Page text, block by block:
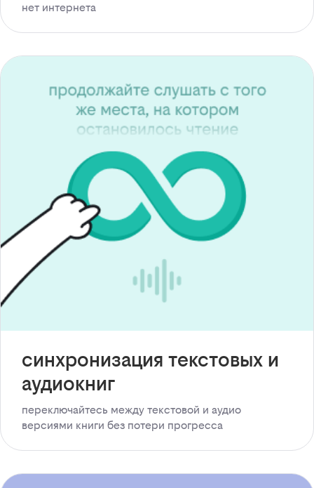
нет интернета
синхронизация текстовых и
аудиокниг
переключайтесь между текстовой и аудио
версиями книги без потери прогресса